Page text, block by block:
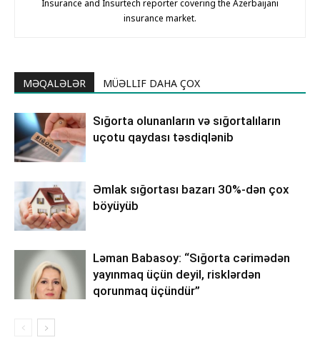
Insurance and Insurtech reporter covering the Azerbaijani
insurance market.
MƏQALƏLƏR MÜƏLLIF DAHA ÇOX
Sığorta olunanların və sığortalıların
uçotu qaydası təsdiqlənib
Əmlak sığortası bazarı 30%-dən çox
böyüyüb
Ləman Babasoy: “Sığorta cərimədən
yayınmaq üçün deyil, risklərdən
qorunmaq üçündür”